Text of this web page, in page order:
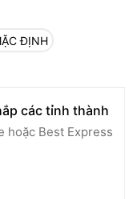
ĐỊNH
các tỉnh thành
hoặc Best Express